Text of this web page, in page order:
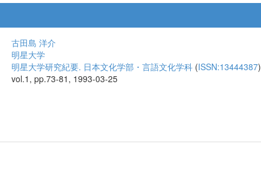
古田島 洋介
明星大学
明星大学研究紀要. 日本文化学部・言語文化学科 (ISSN:13444387)
vol.1, pp.73-81, 1993-03-25